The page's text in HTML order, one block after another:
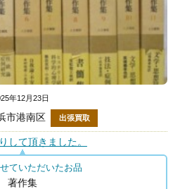
年12月23日
市港南区 出張買取
して頂きました。
ていただいたお品
著作集